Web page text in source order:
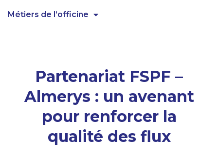
Métiers de l’officine
Partenariat FSPF –
Almerys : un avenant
pour renforcer la
qualité des flux